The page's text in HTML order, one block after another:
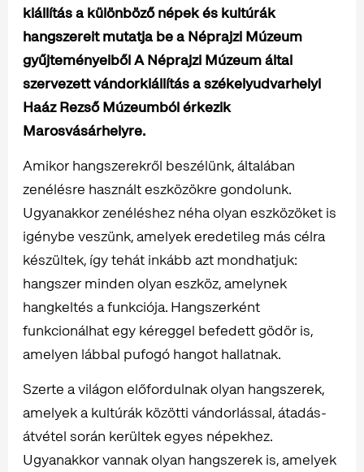
kiállítás a különböző népek és kultúrák
hangszereit mutatja be a Néprajzi Múzeum
gyűjteményeiből A Néprajzi Múzeum által
szervezett vándorkiállítás a székelyudvarhelyi
Haáz Rezső Múzeumból érkezik
Marosvásárhelyre.
Amikor hangszerekről beszélünk, általában
zenélésre használt eszközökre gondolunk.
Ugyanakkor zenéléshez néha olyan eszközöket is
igénybe veszünk, amelyek eredetileg más célra
készültek, így tehát inkább azt mondhatjuk:
hangszer minden olyan eszköz, amelynek
hangkeltés a funkciója. Hangszerként
funkcionálhat egy kéreggel befedett gödör is,
amelyen lábbal pufogó hangot hallatnak.
Szerte a világon előfordulnak olyan hangszerek,
amelyek a kultúrák közötti vándorlással, átadás-
átvétel során kerültek egyes népekhez.
Ugyanakkor vannak olyan hangszerek is, amelyek